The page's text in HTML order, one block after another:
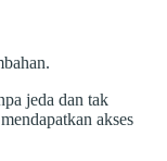
jeda dan tak
akses